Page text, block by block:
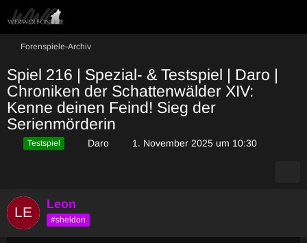
Forenspiele-Archiv
Spiel 216 | Spezial- & Testspiel | Daro |
Chroniken der Schattenwälder XIV:
Kenne deinen Feind! Sieg der
Serienmörderin
Testspiel Daro 1. November 2025 um 10:30
Leon
#sheldon